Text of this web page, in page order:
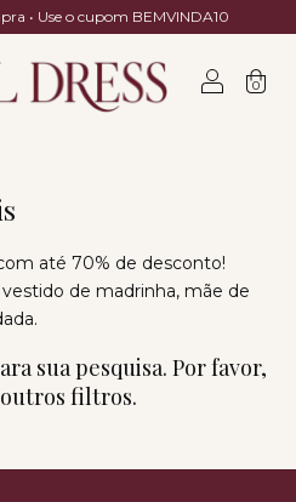
• Use o cupom BEMVINDA10
0
até 70% de desconto!
de madrinha, mãe de
sua pesquisa. Por favor,
filtros.